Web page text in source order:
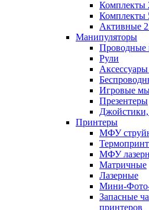
Комплекты
Комплекты
Активные
Манипуляторы
Рули
Игровые
Презентеры
Принтеры
МФУ
МФУ
Матричные
Лазерные
Мини-
Запасные
принтеров